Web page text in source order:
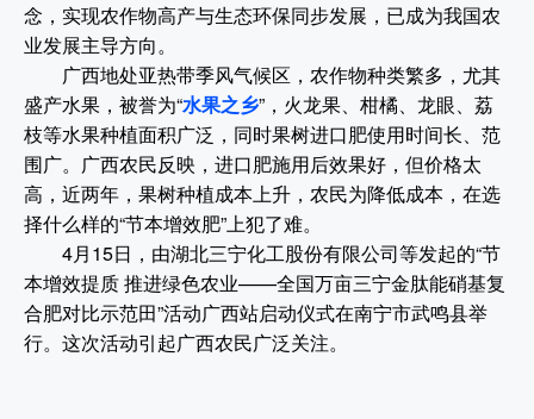
念，实现农作物高产与生态环保同步发展，已成为我国农
业发展主导方向。
广西地处亚热带季风气候区，农作物种类繁多，尤其
盛产水果，被誉为“水果之乡”，火龙果、柑橘、龙眼、荔
枝等水果种植面积广泛，同时果树进口肥使用时间长、范
围广。广西农民反映，进口肥施用后效果好，但价格太
高，近两年，果树种植成本上升，农民为降低成本，在选
择什么样的“节本增效肥”上犯了难。
4月15日，由湖北三宁化工股份有限公司等发起的“节
本增效提质 推进绿色农业——全国万亩三宁金肽能硝基复
合肥对比示范田”活动广西站启动仪式在南宁市武鸣县举
行。这次活动引起广西农民广泛关注。